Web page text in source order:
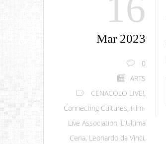
Mar 2023
0
ARTS
CENACOLO LIVE!,
Connecting Cultures, Film-
Live Association, L'Ultima
Cena, Leonardo da Vinci,